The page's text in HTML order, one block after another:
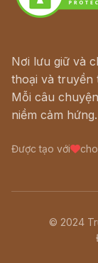
Nơi lưu giữ và
thoại và truyền
Mỗi câu
niềm cảm hứng.
Được tạo với
© 2024